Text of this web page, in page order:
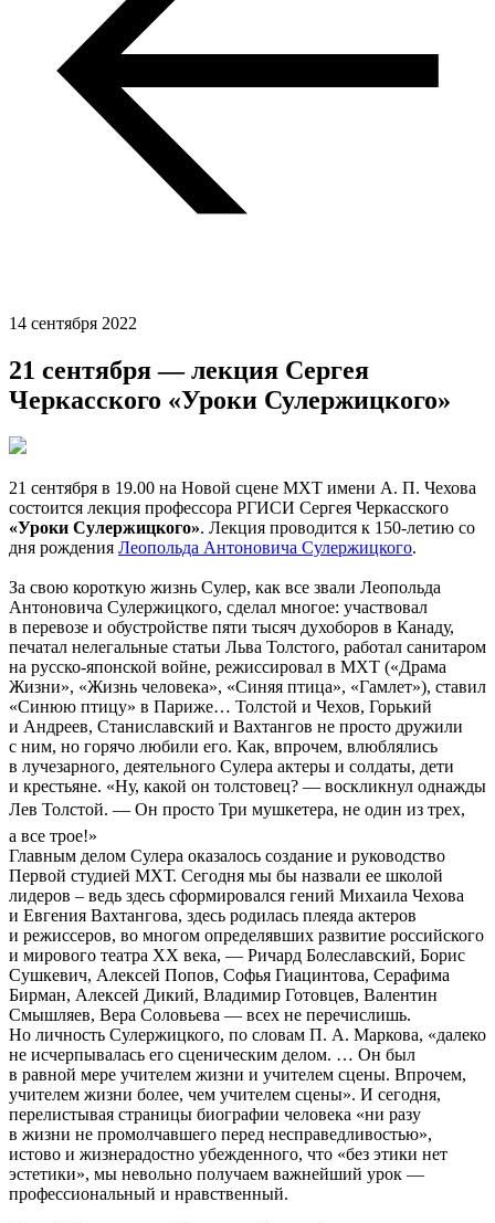
14 сентября 2022
21 сентября — лекция Сергея
Черкасского «Уроки Сулержицкого»
21 сентября в 19.00 на Новой сцене МХТ имени А. П. Чехова
состоится лекция профессора РГИСИ Сергея Черкасского
«Уроки Сулержицкого». Лекция проводится к 150-летию со
дня рождения Леопольда Антоновича Сулержицкого.
За свою короткую жизнь Сулер, как все звали Леопольда
Антоновича Сулержицкого, сделал многое: участвовал
в перевозе и обустройстве пяти тысяч духоборов в Канаду,
печатал нелегальные статьи Льва Толстого, работал санитаром
на русско-японской войне, режиссировал в МХТ («Драма
Жизни», «Жизнь человека», «Синяя птица», «Гамлет»), ставил
«Синюю птицу» в Париже… Толстой и Чехов, Горький
и Андреев, Станиславский и Вахтангов не просто дружили
с ним, но горячо любили его. Как, впрочем, влюблялись
в лучезарного, деятельного Сулера актеры и солдаты, дети
и крестьяне. «Ну, какой он толстовец? — воскликнул однажды
Лев Толстой. — Он просто Три мушкетера, не один из трех,
а все трое!»
Главным делом Сулера оказалось создание и руководство
Первой студией МХТ. Сегодня мы бы назвали ее школой
лидеров – ведь здесь сформировался гений Михаила Чехова
и Евгения Вахтангова, здесь родилась плеяда актеров
и режиссеров, во многом определявших развитие российского
и мирового театра ХХ века, — Ричард Болеславский, Борис
Сушкевич, Алексей Попов, Софья Гиацинтова, Серафима
Бирман, Алексей Дикий, Владимир Готовцев, Валентин
Смышляев, Вера Соловьева — всех не перечислишь.
Но личность Сулержицкого, по словам П. А. Маркова, «далеко
не исчерпывалась его сценическим делом. … Он был
в равной мере учителем жизни и учителем сцены. Впрочем,
учителем жизни более, чем учителем сцены». И сегодня,
перелистывая страницы биографии человека «ни разу
в жизни не промолчавшего перед несправедливостью»,
истово и жизнерадостно убежденного, что «без этики нет
эстетики», мы невольно получаем важнейший урок —
профессиональный и нравственный.